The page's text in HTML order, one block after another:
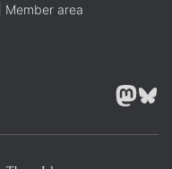
Member area
MASTODON